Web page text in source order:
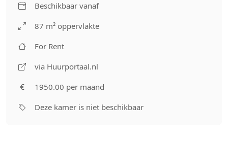
Beschikbaar vanaf
87 m² oppervlakte
For Rent
via Huurportaal.nl
1950.00 per maand
Deze kamer is niet beschikbaar